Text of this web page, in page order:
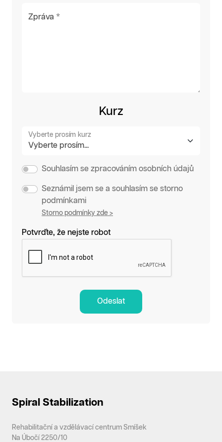
Zpráva *
Kurz
Vyberte prosím kurz
Souhlasím se zpracováním osobních údajů
Seznámil jsem se a souhlasím se storno
podmínkami
Storno podmínky zde >
Potvrďte, že nejste robot
Odeslat
Spiral Stabilization
Rehabilitační a vzdělávací centrum Smíšek
Na Úbočí 2250/10